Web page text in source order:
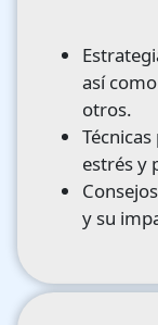
así
otros.
estrés y
y su